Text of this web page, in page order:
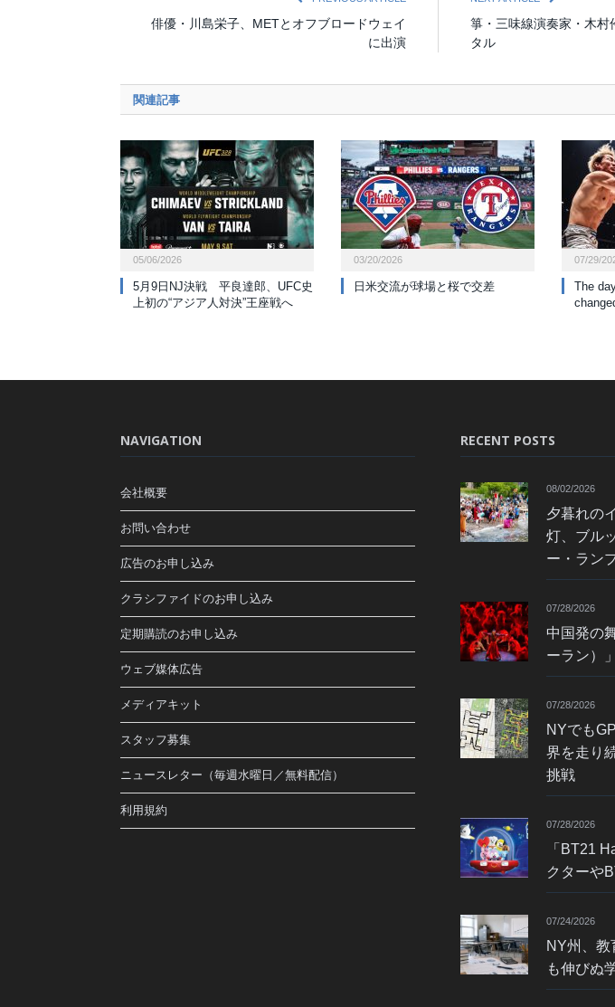
俳優・川島栄子、METとオフブロードウェイ
に出演
箏・三味線演奏家・木村
タル
関連記事
05/06/2026
5月9日NJ決戦 平良達郎、UFC史
上初の“アジア人対決”王座戦へ
03/20/2026
日米交流が球場と桜で交差
07/29/
The
NAVIGATION
会社概要
お問い合わせ
広告のお申し込み
クラシファイドのお申し込み
定期購読のお申し込み
ウェブ媒体広告
メディアキット
スタッフ募集
ニュースレター（毎週水曜日／無料配信）
利用規約
RECENT POSTS
08/02/2026
夕暮れの
灯、ブル
ー・ラン
07/28/2026
中国発の
ーラン）
07/28/2026
NYでも
界を走り
挑戦
07/28/2026
「BT21
クターや
07/24/2026
NY州、教
も伸びぬ